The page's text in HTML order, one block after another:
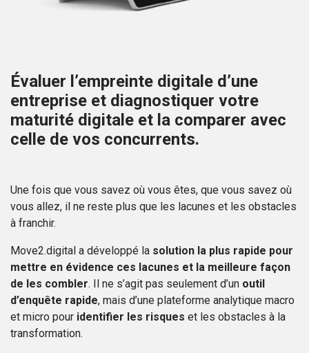
Évaluer l’empreinte digitale d’une
entreprise et diagnostiquer votre
maturité digitale et la comparer avec
celle de vos concurrents.
Une fois que vous savez où vous êtes, que vous savez où
vous allez, il ne reste plus que les lacunes et les obstacles
à franchir.
Move2.digital a développé la solution la plus rapide pour
mettre en évidence ces lacunes et la meilleure façon
de les combler. Il ne s’agit pas seulement d’un outil
d’enquête rapide, mais d’une plateforme analytique macro
et micro pour identifier les risques et les obstacles à la
transformation.